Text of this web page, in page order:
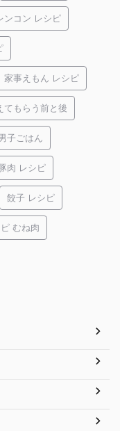
ンコン レシピ
家事えもん レシピ
てもらう前と後
子ごはん
肉 レシピ
餃子 レシピ
むね肉